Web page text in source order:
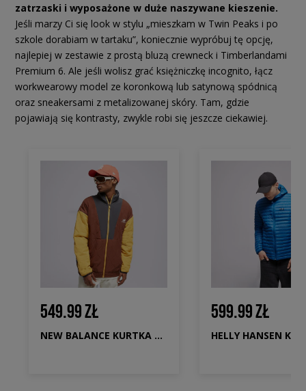
zatrzaski i wyposażone w duże naszywane kieszenie.
Jeśli marzy Ci się look w stylu „mieszkam w Twin Peaks i po
szkole dorabiam w tartaku”, koniecznie wypróbuj tę opcję,
najlepiej w zestawie z prostą bluzą crewneck i Timberlandami
Premium 6. Ale jeśli wolisz grać księżniczkę incognito, łącz
workwearowy model ze koronkową lub satynową spódnicą
oraz sneakersami z metalizowanej skóry. Tam, gdzie
pojawiają się kontrasty, zwykle robi się jeszcze ciekawiej.
549.99 ZŁ
NEW BALANCE KURTKA PRZEJŚCIOWA ATHLETICS OUTERWEAR
599.99 ZŁ